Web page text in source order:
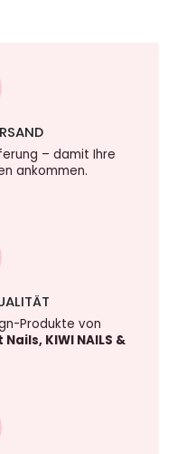
– damit Ihre
ankommen.
Produkte von
KIWI NAILS &